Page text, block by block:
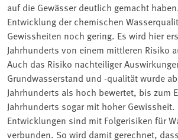
auf die Gewässer deutlich gemacht
Entwicklung der chemischen
Gewissheiten noch gering. Es wird hier
Jahrhunderts von einem mittleren Risiko
Auch das Risiko nachteiliger
Grundwasserstand und -qualität wurde
Jahrhunderts als hoch bewertet, bis zum
Jahrhunderts sogar mit hoher Gewissheit.
Entwicklungen sind mit Folgerisiken für
verbunden. So wird damit gerechnet,